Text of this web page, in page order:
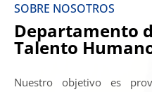
SOBRE NOSOTROS
Departamento
Talento
Nuestro objetivo es